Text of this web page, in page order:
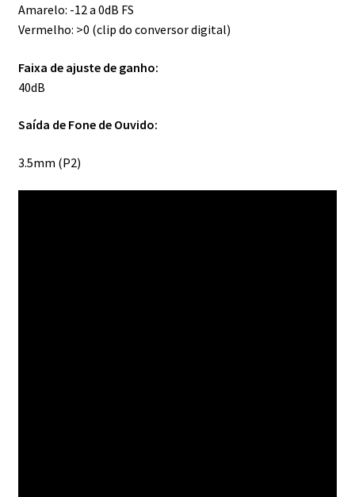
Amarelo: -12 a 0dB FS
Vermelho: >0 (clip do conversor digital)
Faixa de ajuste de ganho:
40dB
Saída de Fone de Ouvido:
3.5mm (P2)